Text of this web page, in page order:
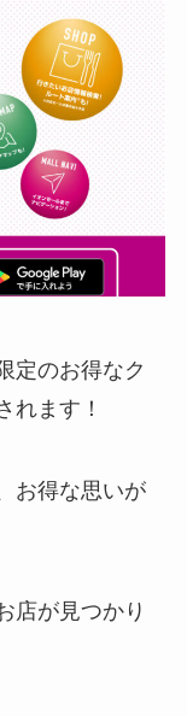
定のお得なク
れます！
お得な思いが
店が見つかり